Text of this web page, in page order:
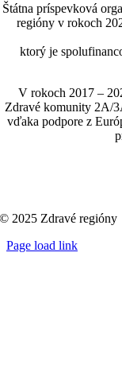
Facebook
LinkedIn
WhatsApp
Telegram
Email
Štátna príspevková
regióny v rokoch
ktorý je
V rokoch 2017 –
Zdravé komunity 2A/
vďaka podpore z
© 2025 Zdravé regióny
Page load link